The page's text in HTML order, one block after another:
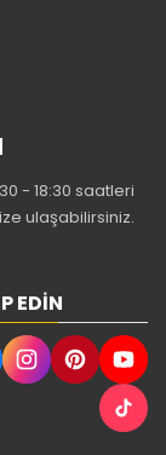
- 18:30 saatleri
ulaşabilirsiniz.
EDIN